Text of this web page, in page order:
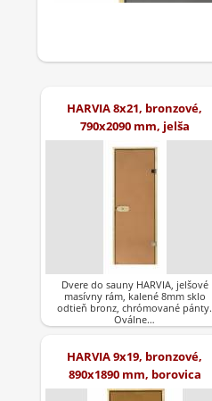
HARVIA 8x21, bronzové,
790x2090 mm, jelša
Dvere do sauny HARVIA, jelšové
masívny rám, kalené 8mm sklo
odtieň bronz, chrómované pánty.
Oválne…
HARVIA 9x19, bronzové,
890x1890 mm, borovica